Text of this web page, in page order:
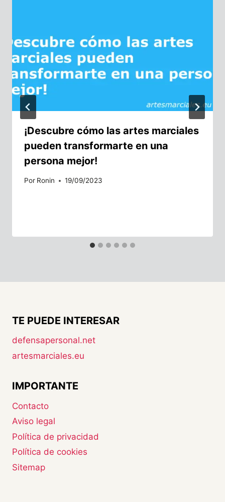
¡Descubre cómo las artes marciales
pueden transformarte en una
persona mejor!
Por Ronin 19/09/2023
TE PUEDE INTERESAR
defensapersonal.net
artesmarciales.eu
IMPORTANTE
Contacto
Aviso legal
Política de privacidad
Política de cookies
Sitemap